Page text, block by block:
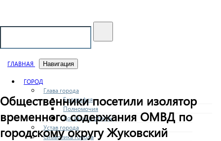
ГЛАВНАЯ Навигация
ГОРОД
Глава города
Биография
Полномочия
Доклады и отчеты
Устав города
Символика города
Общественники посетили изолятор
временного содержания ОМВД по
городскому округу Жуковский